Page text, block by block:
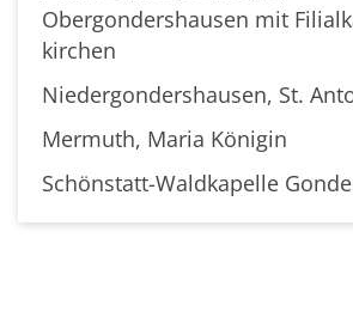
Obergondershausen mit
kirchen
Niedergondershausen, St.
Mermuth, Maria Königin
Schönstatt-Waldkapelle